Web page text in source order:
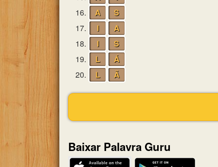
16.
A
S
17.
I
A
18.
I
S
19.
L
Á
20.
L Ã
Baixar Palavra Guru